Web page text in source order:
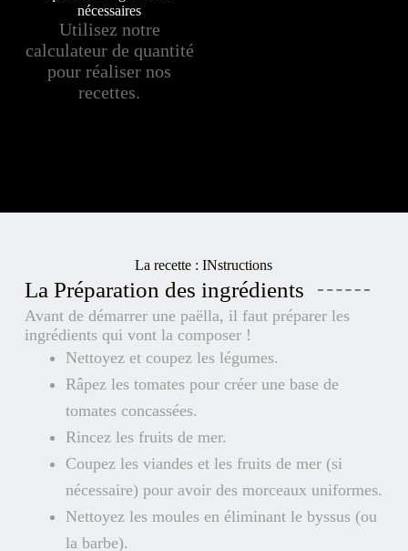
nécessaires
Utilisez notre
calculateur de quantité
pour réaliser nos
recettes.
La recette : INstructions
La Préparation des ingrédients
Avant de démarrer une paëlla, il faut préparer les
ingrédients qui vont la composer !
Nettoyez et coupez les légumes.
Râpez les tomates pour créer une base de
tomates concassées.
Rincez les fruits de mer.
Coupez les viandes et les fruits de mer (si
nécessaire) pour avoir des morceaux uniformes.
Nettoyez les moules en éliminant le byssus (ou
la barbe).